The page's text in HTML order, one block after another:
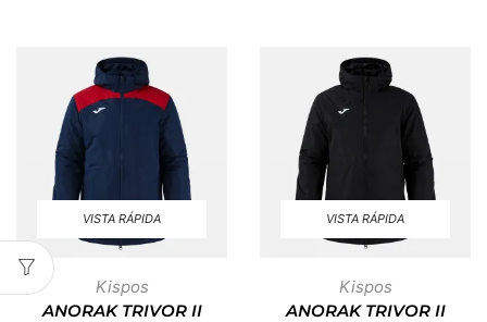
VISTA RÁPIDA
Kispos
ANORAK TRIVOR II
VISTA RÁPIDA
Kispos
ANORAK TRIVOR II